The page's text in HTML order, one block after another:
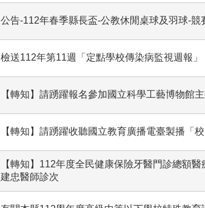
公告-112年春季縣長盃-公教休閒桌球及羽球-競
檢送112年第11週「定點學校傳染病監視週報」
【轉知】請踴躍報名參加國立科學工藝博物館
【轉知】請踴躍收聽國立教育廣播電臺製播「
【轉知】112年度全民健康保險牙醫門診總額
建忠醫師診次